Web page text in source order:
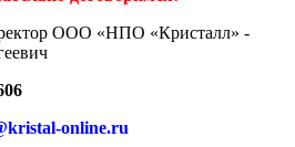
ООО «НПО «Кристалл» -
online.ru